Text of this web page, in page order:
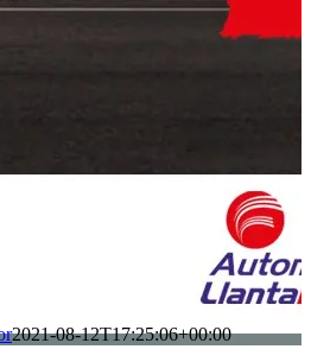
2021-08-12T17:25:06+00:00